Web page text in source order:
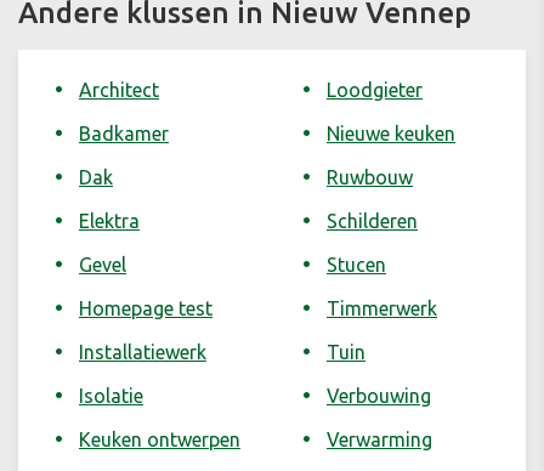
Andere klussen in Nieuw Vennep
Architect
Badkamer
Dak
Elektra
Gevel
Homepage test
Installatiewerk
Isolatie
Keuken ontwerpen
Loodgieter
Nieuwe keuken
Ruwbouw
Schilderen
Stucen
Timmerwerk
Tuin
Verbouwing
Verwarming